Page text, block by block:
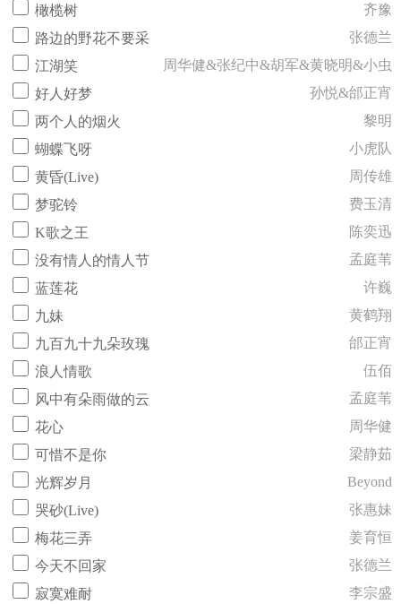
橄榄树
齐豫
路边的野花不要采
张德兰
江湖笑
周华健&张纪中&胡军&黄晓明&小虫
好人好梦
孙悦&邰正宵
两个人的烟火
黎明
蝴蝶飞呀
小虎队
黄昏(Live)
周传雄
梦驼铃
费玉清
K歌之王
陈奕迅
没有情人的情人节
孟庭苇
蓝莲花
许巍
九妹
黄鹤翔
九百九十九朵玫瑰
邰正宵
浪人情歌
伍佰
风中有朵雨做的云
孟庭苇
花心
周华健
可惜不是你
梁静茹
光辉岁月
Beyond
哭砂(Live)
张惠妹
梅花三弄
姜育恒
今天不回家
张德兰
寂寞难耐
李宗盛